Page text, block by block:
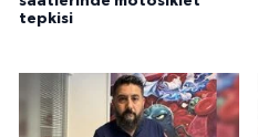
tepkisi